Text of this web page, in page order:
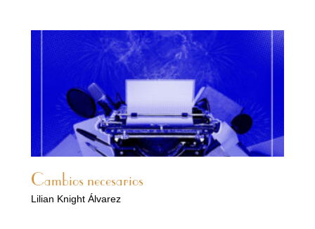
Cambios necesarios
Lilian Knight Álvarez